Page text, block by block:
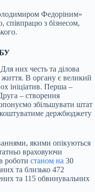
Федоріним»
співпрацю з бізнесом,
них честь та ділова
життя. В органу є великий
ініціатив. Перша –
– створення
збільшувати штат
держбюджету
якими опікуються
враховуючи
роботи станом на 30
та близько 472
та 115 обвинувальних